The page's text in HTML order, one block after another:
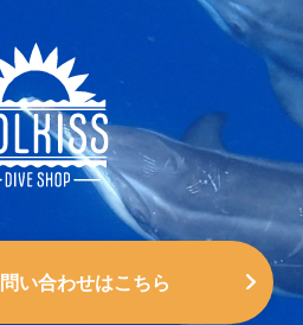
い合わせはこちら